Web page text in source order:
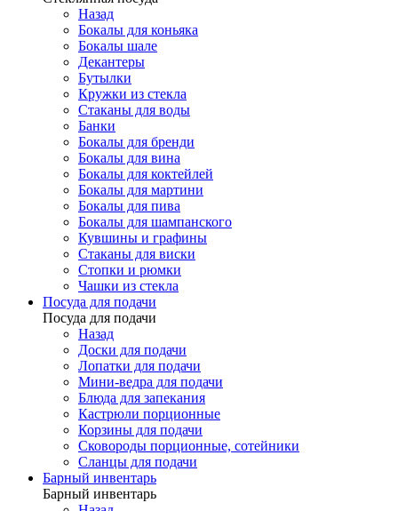
Назад
Бокалы для коньяка
Бокалы шале
Декантеры
Бутылки
Кружки из стекла
Стаканы для воды
Банки
Бокалы для бренди
Бокалы для вина
Бокалы для коктейлей
Бокалы для мартини
Бокалы для пива
Бокалы для шампанского
Кувшины и графины
Стаканы для виски
Стопки и рюмки
Чашки из стекла
Посуда для подачи
Посуда для подачи
Назад
Доски для подачи
Лопатки для подачи
Мини-ведра для подачи
Блюда для запекания
Кастрюли порционные
Корзины для подачи
Сковороды порционные, сотейники
Сланцы для подачи
Барный инвентарь
Барный инвентарь